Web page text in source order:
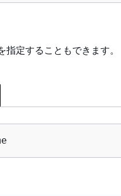
定することもできます。